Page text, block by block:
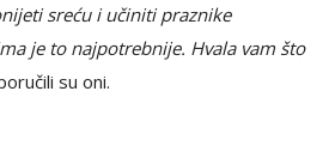
sreću i učiniti praznike
je to najpotrebnije. Hvala vam što
su oni.